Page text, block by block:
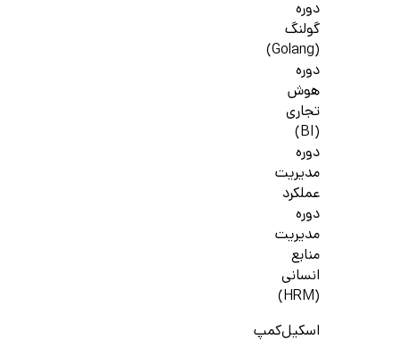
دوره
گولنگ
(Golang)
دوره
هوش
تجاری
(BI)
دوره
مدیریت
عملکرد
دوره
مدیریت
منابع
انسانی
(HRM)
اسکیل‌کمپ